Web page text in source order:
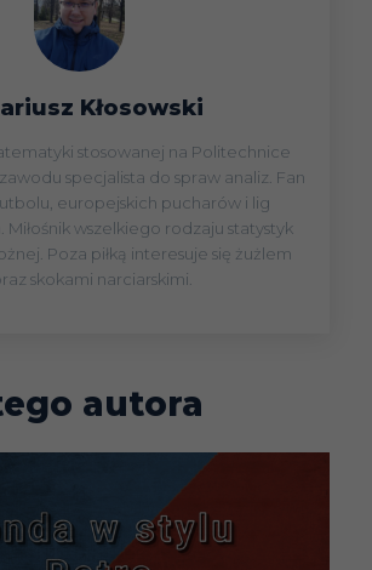
Kłosowski
stosowanej na Politechnice
specjalista do spraw analiz. Fan
europejskich pucharów i lig
wszelkiego rodzaju statystyk
Poza piłką interesuje się żużlem
skokami narciarskimi.
autora